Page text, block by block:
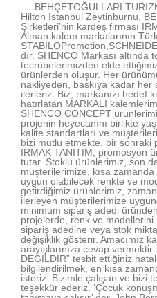
BEHÇETOĞULLARI
Hilton İstanbul Zeytinburnu,
Şirketleri’nin kardeş firması
Alman kalem markalarının
dır. SHENCO Markası altında
tecrübelerimizden elde
ürünlerden oluşur. Her
nakliyeden, baskıya kadar
ilerleriz. Biz, markanızı hedef
hatırlatan MARKALI
SHENCO CONCEPT
projenin heyecanını birlikte
kalite standartları ve
bizi mutlu etmekte, bir sonraki
IRMAK TANITIM, promosyon
tutar. Stoklu ürünlerimiz, son
müşterilerimize, kısa
uygun olabilecek renkte ve
getirdiğimiz ürünlerimiz,
ilerleyen müşterilerimize
minimum sipariş adedi
projelerde, renk ve modellerini
sipariş adedine veya stok
değişiklik gösterir. Amacımız
arayışlarınıza cevap
DEĞİLDİR” tesbit ettiğiniz
bilgilendirilmek, en kısa
isteriz. Bizimle çalışan ve bizi
teşekkür ederiz. ‘Çocuk